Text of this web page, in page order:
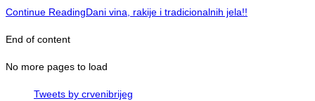
Continue ReadingDani vina, rakije i tradicionalnih jela!!
End of content
No more pages to load
Tweets by crvenibrijeg